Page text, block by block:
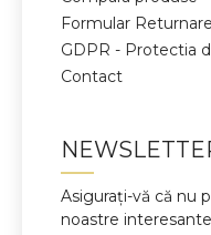
Formular Returnare
GDPR - Protectia
Contact
Asigurați-vă că nu
noastre